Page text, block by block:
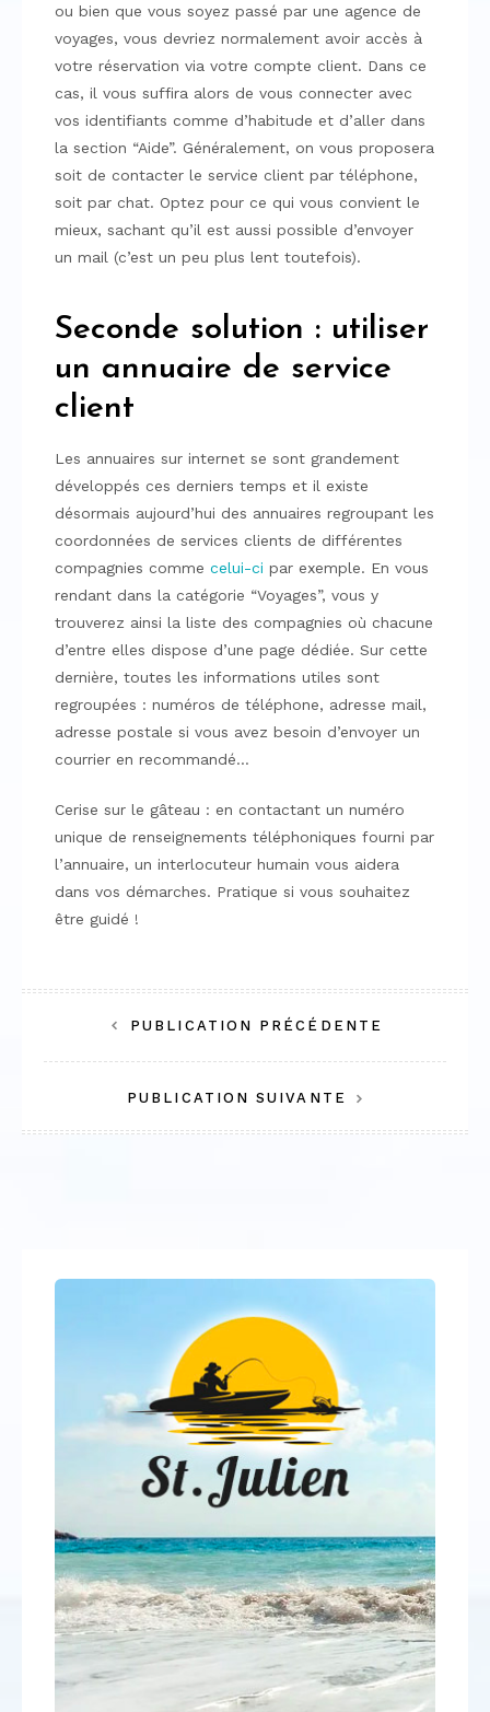
ou bien que vous soyez passé par une agence de
voyages, vous devriez normalement avoir accès à
votre réservation via votre compte client. Dans ce
cas, il vous suffira alors de vous connecter avec
vos identifiants comme d’habitude et d’aller dans
la section “Aide”. Généralement, on vous proposera
soit de contacter le service client par téléphone,
soit par chat. Optez pour ce qui vous convient le
mieux, sachant qu’il est aussi possible d’envoyer
un mail (c’est un peu plus lent toutefois).
Seconde solution : utiliser
un annuaire de service
client
Les annuaires sur internet se sont grandement
développés ces derniers temps et il existe
désormais aujourd’hui des annuaires regroupant les
coordonnées de services clients de différentes
compagnies comme celui-ci par exemple. En vous
rendant dans la catégorie “Voyages”, vous y
trouverez ainsi la liste des compagnies où chacune
d’entre elles dispose d’une page dédiée. Sur cette
dernière, toutes les informations utiles sont
regroupées : numéros de téléphone, adresse mail,
adresse postale si vous avez besoin d’envoyer un
courrier en recommandé…
Cerise sur le gâteau : en contactant un numéro
unique de renseignements téléphoniques fourni par
l’annuaire, un interlocuteur humain vous aidera
dans vos démarches. Pratique si vous souhaitez
être guidé !
Navigation
de
l’article
PUBLICATION PRÉCÉDENTE
PUBLICATION SUIVANTE